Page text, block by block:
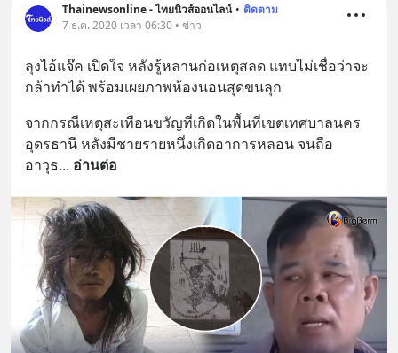
Thainewsonline - ไทยนิวส์ออนไลน์ • ติดตาม
7 ธ.ค. 2020 เวลา 06:30 • ข่าว
ลุงไอ้แจ๊ค เปิดใจ หลังรู้หลานก่อเหตุสลด แทบไม่เชื่อว่าจะ
กล้าทำได้ พร้อมเผยภาพห้องนอนสุดขนลุก
จากกรณีเหตุสะเทือนขวัญที่เกิดในพื้นที่เขตเทศบาลนคร
อุดรธานี หลังมีชายรายหนึ่งเกิดอาการหลอน จนถือ
อาวุธ... อ่านต่อ